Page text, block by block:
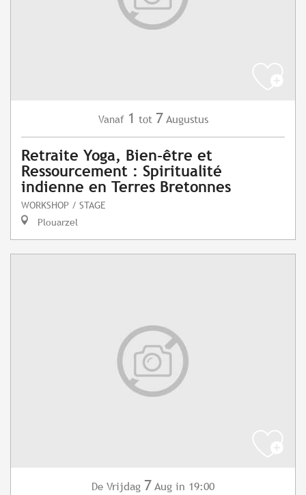
Vanaf 1 tot 7 Augustus
Retraite Yoga, Bien-être et
Ressourcement : Spiritualité
indienne en Terres Bretonnes
WORKSHOP / STAGE
Plouarzel
De Vrijdag 7 Aug in 19:00